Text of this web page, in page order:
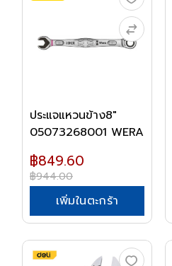
ประแจแหวนข้าง8"
05073268001 WERA
฿849.60
฿944.00
เพิ่มในตะกร้า